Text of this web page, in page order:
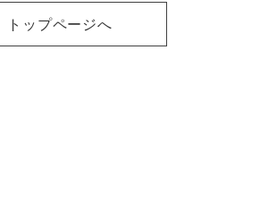
トップページへ